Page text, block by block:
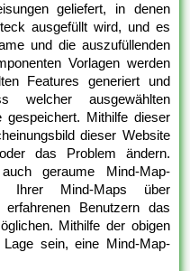
geliefert, in denen
ausgefüllt wird, und es
und die auszufüllenden
Vorlagen werden
Features generiert und
welcher ausgewählten
Mithilfe dieser
dieser Website
das Problem ändern.
geraume Mind-Map-
Ihrer Mind-Maps über
Benutzern das
Mithilfe der obigen
sein, eine Mind-Map-